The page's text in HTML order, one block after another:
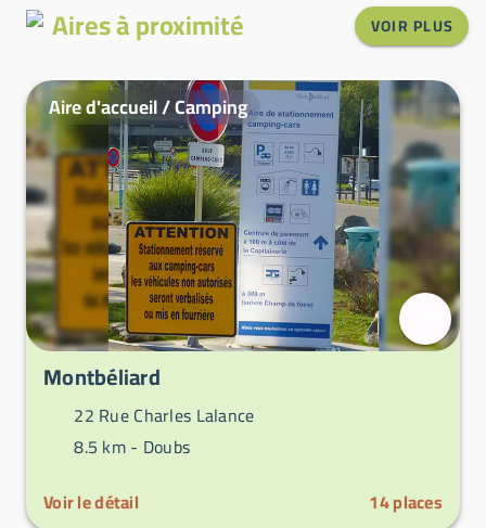
Aires à proximité VOIR PLUS
Aire d'accueil / Camping
Montbéliard
22 Rue Charles Lalance
8.5 km - Doubs
Voir le détail
14places